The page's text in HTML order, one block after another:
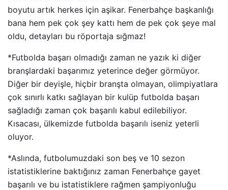
boyutu artık herkes için aşikar. Fenerbahçe başkanlığı
bana hem pek çok şey kattı hem de pek çok şeye mal
oldu, detayları bu röportaja sığmaz!
*Futbolda başarı olmadığı zaman ne yazık ki diğer
branşlardaki başarımız yeterince değer görmüyor.
Diğer bir deyişle, hiçbir branşta olmayan, olimpiyatlara
çok sınırlı katkı sağlayan bir kulüp futbolda başarı
sağladığı zaman çok başarılı kabul edilebiliyor.
Kısacası, ülkemizde futbolda başarılı iseniz yeterli
oluyor.
*Aslında, futbolumuzdaki son beş ve 10 sezon
istatistiklerine baktığınız zaman Fenerbahçe gayet
başarılı ve bu istatistiklere rağmen şampiyonluğu